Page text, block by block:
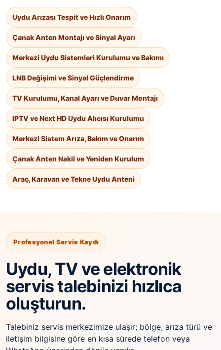
Uydu Arızası Tespit ve Hızlı Onarım
Çanak Anten Montajı ve Sinyal Ayarı
Merkezi Uydu Sistemleri Kurulumu ve Bakımı
LNB Değişimi ve Sinyal Güçlendirme
TV Kurulumu, Kanal Ayarı ve Duvar Montajı
IPTV ve Next HD Uydu Alıcısı Kurulumu
Merkezi Sistem Arıza, Bakım ve Onarım
Çanak Anten Nakil ve Yeniden Kurulum
Araç, Karavan ve Tekne Uydu Anteni
Profesyonel Servis Kaydı
Uydu, TV ve elektronik
servis talebinizi hızlıca
oluşturun.
Talebiniz servis merkezimize ulaşır; bölge, arıza türü ve
iletişim bilgisine göre en kısa sürede telefon veya